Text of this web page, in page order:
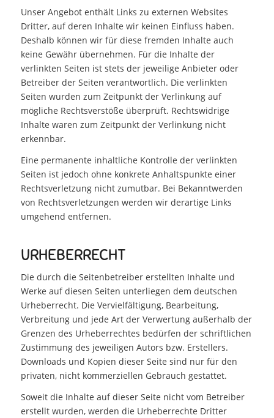
Unser Angebot enthält Links zu externen Websites
Dritter, auf deren Inhalte wir keinen Einfluss haben.
Deshalb können wir für diese fremden Inhalte auch
keine Gewähr übernehmen. Für die Inhalte der
verlinkten Seiten ist stets der jeweilige Anbieter oder
Betreiber der Seiten verantwortlich. Die verlinkten
Seiten wurden zum Zeitpunkt der Verlinkung auf
mögliche Rechtsverstöße überprüft. Rechtswidrige
Inhalte waren zum Zeitpunkt der Verlinkung nicht
erkennbar.
Eine permanente inhaltliche Kontrolle der verlinkten
Seiten ist jedoch ohne konkrete Anhaltspunkte einer
Rechtsverletzung nicht zumutbar. Bei Bekanntwerden
von Rechtsverletzungen werden wir derartige Links
umgehend entfernen.
URHEBERRECHT
Die durch die Seitenbetreiber erstellten Inhalte und
Werke auf diesen Seiten unterliegen dem deutschen
Urheberrecht. Die Vervielfältigung, Bearbeitung,
Verbreitung und jede Art der Verwertung außerhalb der
Grenzen des Urheberrechtes bedürfen der schriftlichen
Zustimmung des jeweiligen Autors bzw. Erstellers.
Downloads und Kopien dieser Seite sind nur für den
privaten, nicht kommerziellen Gebrauch gestattet.
Soweit die Inhalte auf dieser Seite nicht vom Betreiber
erstellt wurden, werden die Urheberrechte Dritter